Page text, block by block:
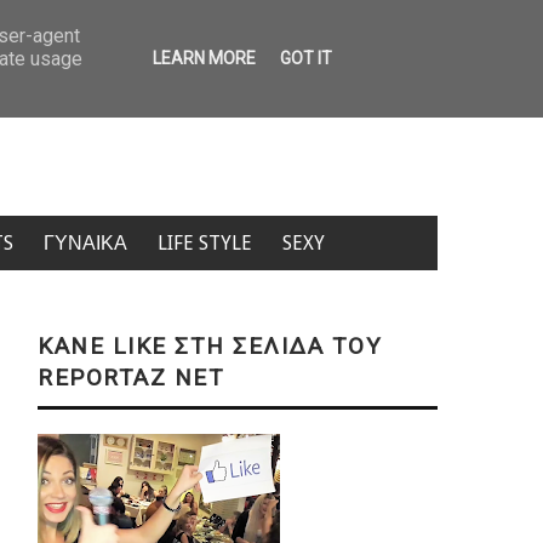
Πανάκριβα τα εισιτήρια για μετακίνηση από νησί σε νησί – Δείτε
ΓΥΝΑΙΚΑ LIFE STYLE SEXY
KANE LIKE ΣΤΗ ΣΕΛΙΔΑ ΤΟΥ
REPORTAZ NET
agent
usage
LEARN MORE GOT IT